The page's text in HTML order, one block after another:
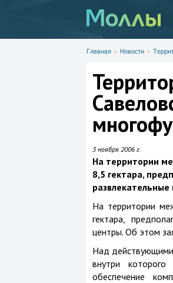
Главная Новости
3 ноября 2006 г.
На территории
8,5 гектара,
На территории
гектара,
центры. Об этом
Над
внутри
обеспечение